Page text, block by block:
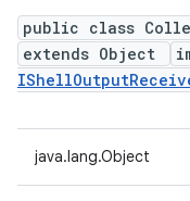
public class
extends Object
java.lang.Object